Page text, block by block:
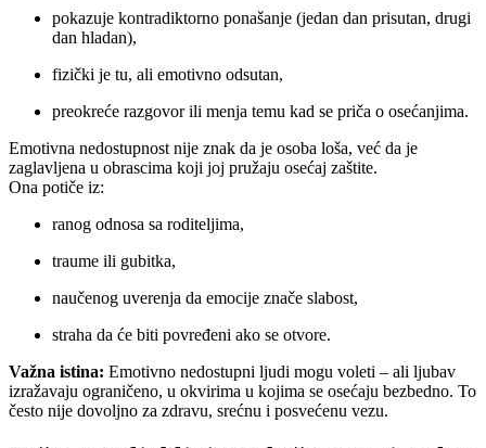
pokazuje kontradiktorno ponašanje (jedan dan prisutan, drugi
dan hladan),
fizički je tu, ali emotivno odsutan,
preokreće razgovor ili menja temu kad se priča o osećanjima.
Emotivna nedostupnost nije znak da je osoba loša, već da je
zaglavljena u obrascima koji joj pružaju osećaj zaštite.
Ona potiče iz:
ranog odnosa sa roditeljima,
traume ili gubitka,
naučenog uverenja da emocije znače slabost,
straha da će biti povređeni ako se otvore.
Važna istina: Emotivno nedostupni ljudi mogu voleti – ali ljubav
izražavaju ograničeno, u okvirima u kojima se osećaju bezbedno. To
često nije dovoljno za zdravu, srećnu i posvećenu vezu.